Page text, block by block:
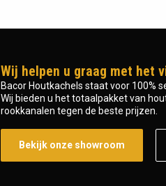
Wij helpen u graag met het
Bacor Houtkachels staat voor 100%
Wij bieden u het totaalpakket van
rookkanalen tegen de beste prijzen.
Bekijk onze showroom